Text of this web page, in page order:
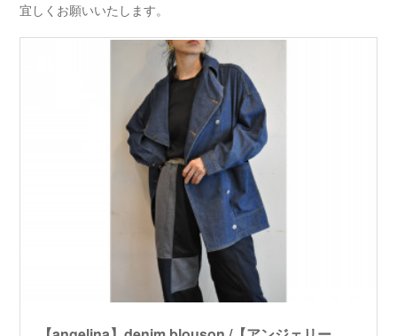
宜しくお願いいたします。